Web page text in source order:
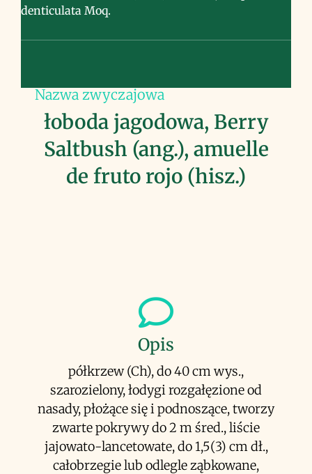
denticulata Moq.
Nazwa zwyczajowa
łoboda jagodowa, Berry
Saltbush (ang.), amuelle
de fruto rojo (hisz.)
Opis
półkrzew (Ch), do 40 cm wys.,
szarozielony, łodygi rozgałęzione od
nasady, płożące się i podnoszące, tworzy
zwarte pokrywy do 2 m śred., liście
jajowato-lancetowate, do 1,5(3) cm dł.,
całobrzegie lub odlegle ząbkowane,